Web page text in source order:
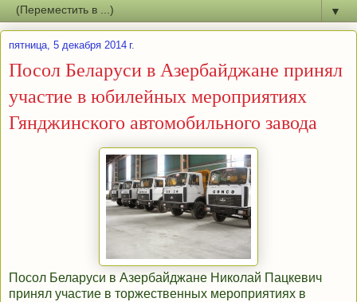
▼
пятница, 5 декабря 2014 г.
Посол Беларуси в Азербайджане принял
участие в юбилейных мероприятиях
Гянджинского автомобильного завода
Посол Беларуси в Азербайджане Николай Пацкевич
принял участие в торжественных мероприятиях в